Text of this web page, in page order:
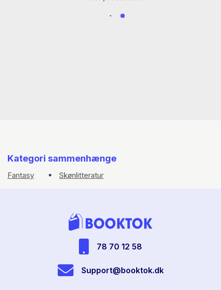
Kategori sammenhænge
Fantasy Skønlitteratur
78 70 12 58
Support@booktok.dk